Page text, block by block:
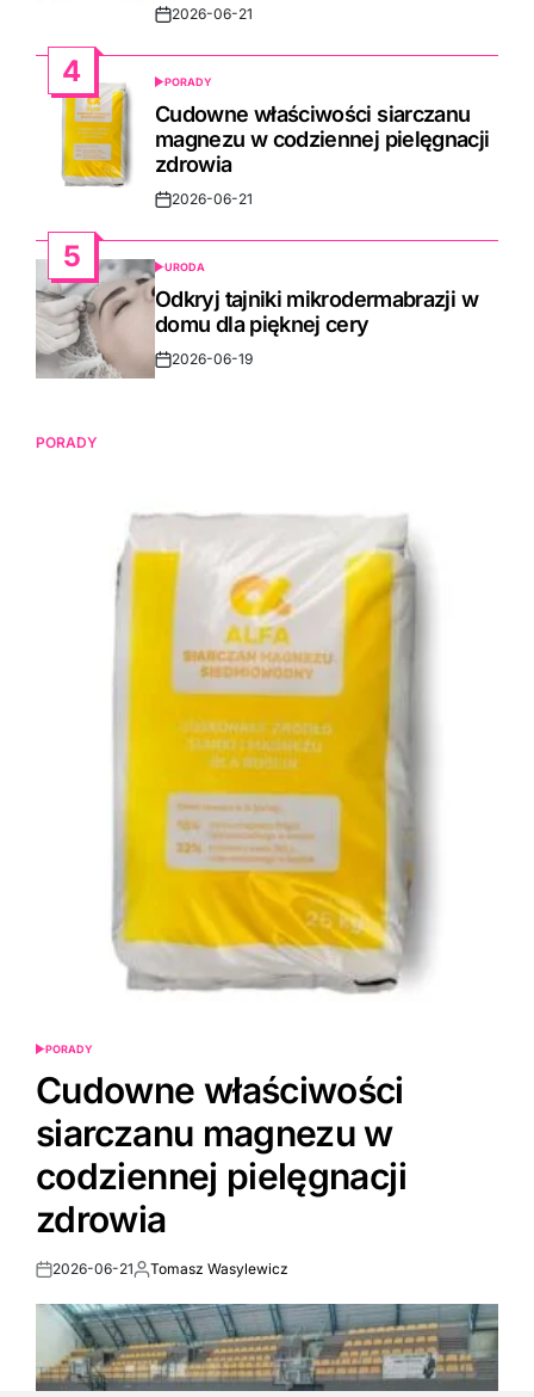
Post2026-06-21
4
POSTED
IN
PORADY
Cudowne właściwości siarczanu
magnezu w codziennej pielęgnacji
zdrowia
Post2026-06-21
5
POSTED
IN
URODA
Odkryj tajniki mikrodermabrazji w
domu dla pięknej cery
Post2026-06-19
PORADY
POSTED
PORADY
Cudowne właściwości
siarczanu magnezu w
codziennej pielęgnacji
zdrowia
Post2026-06-21By:Tomasz Wasylewicz